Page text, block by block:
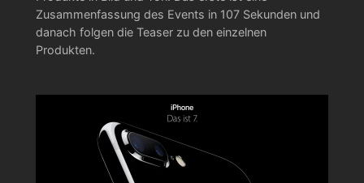
Zusammenfassung des Events in 107 Sekunden und
danach folgen die Teaser zu den einzelnen
Produkten.